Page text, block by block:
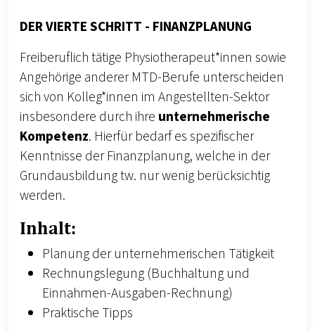
DER VIERTE SCHRITT - FINANZPLANUNG
Freiberuflich tätige Physiotherapeut*innen sowie
Angehörige anderer MTD-Berufe unterscheiden
sich von Kolleg*innen im Angestellten-Sektor
insbesondere durch ihre unternehmerische
Kompetenz. Hierfür bedarf es spezifischer
Kenntnisse der Finanzplanung, welche in der
Grundausbildung tw. nur wenig berücksichtig
werden.
Inhalt:
Planung der unternehmerischen Tätigkeit
Rechnungslegung (Buchhaltung und
Einnahmen-Ausgaben-Rechnung)
Praktische Tipps